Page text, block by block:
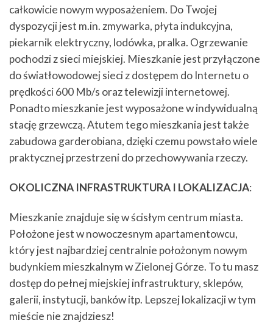
całkowicie nowym wyposażeniem. Do Twojej
dyspozycji jest m.in. zmywarka, płyta indukcyjna,
piekarnik elektryczny, lodówka, pralka. Ogrzewanie
pochodzi z sieci miejskiej. Mieszkanie jest przyłączone
do światłowodowej sieci z dostępem do Internetu o
prędkości 600 Mb/s oraz telewizji internetowej.
Ponadto mieszkanie jest wyposażone w indywidualną
stację grzewczą. Atutem tego mieszkania jest także
zabudowa garderobiana, dzięki czemu powstało wiele
praktycznej przestrzeni do przechowywania rzeczy.
OKOLICZNA INFRASTRUKTURA I LOKALIZACJA:
Mieszkanie znajduje się w ścisłym centrum miasta.
Położone jest w nowoczesnym apartamentowcu,
który jest najbardziej centralnie położonym nowym
budynkiem mieszkalnym w Zielonej Górze. To tu masz
dostęp do pełnej miejskiej infrastruktury, sklepów,
galerii, instytucji, banków itp. Lepszej lokalizacji w tym
mieście nie znajdziesz!